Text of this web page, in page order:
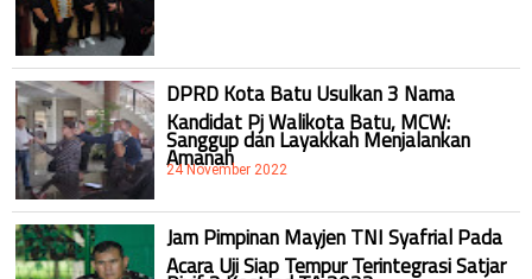
DPRD Kota Batu Usulkan 3 Nama
Kandidat Pj Walikota Batu, MCW:
Sanggup dan Layakkah Menjalankan
Amanah
24 November 2022
Jam Pimpinan Mayjen TNI Syafrial Pada
Acara Uji Siap Tempur Terintegrasi Satjar